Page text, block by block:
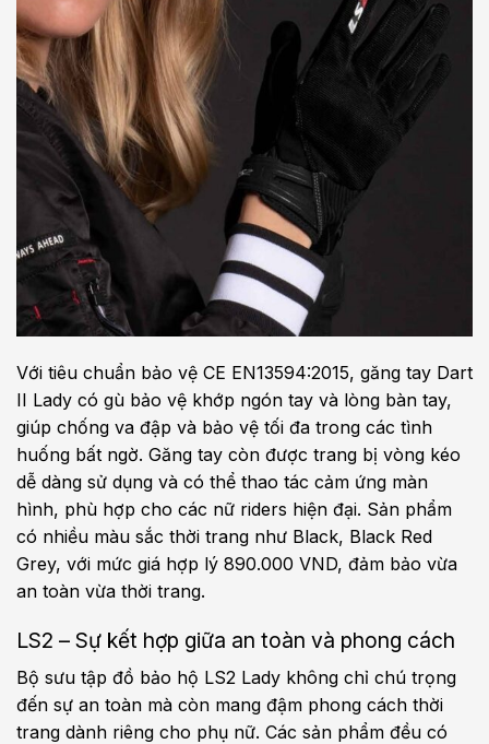
Với tiêu chuẩn bảo vệ CE EN13594:2015, găng tay Dart
II Lady có gù bảo vệ khớp ngón tay và lòng bàn tay,
giúp chống va đập và bảo vệ tối đa trong các tình
huống bất ngờ. Găng tay còn được trang bị vòng kéo
dễ dàng sử dụng và có thể thao tác cảm ứng màn
hình, phù hợp cho các nữ riders hiện đại. Sản phẩm
có nhiều màu sắc thời trang như Black, Black Red
Grey, với mức giá hợp lý 890.000 VND, đảm bảo vừa
an toàn vừa thời trang.
LS2 – Sự kết hợp giữa an toàn và phong cách
Bộ sưu tập đồ bảo hộ LS2 Lady không chỉ chú trọng
đến sự an toàn mà còn mang đậm phong cách thời
trang dành riêng cho phụ nữ. Các sản phẩm đều có